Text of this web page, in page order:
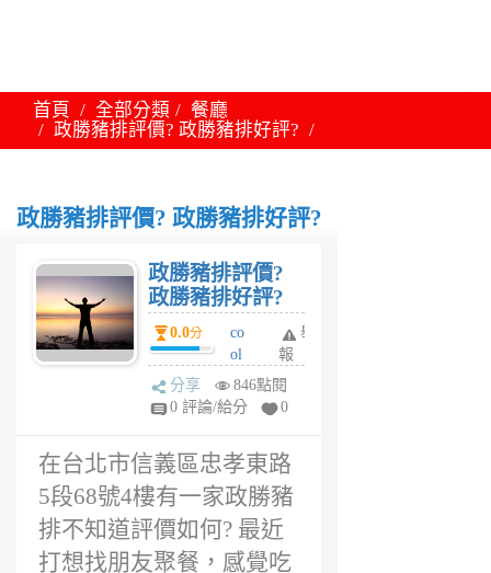
首頁 全部分類
餐廳
政勝豬排評價? 政勝豬排好評?
政勝豬排評價? 政勝豬排好評?
政勝豬排評價?
政勝豬排好評?
0.0分
co
ol
6
年
舉
報
分享
846點閱
0 評論/給分
0
在台北市信義區忠孝東路
5段68號4樓有一家政勝豬
排不知道評價如何? 最近
打想找朋友聚餐，感覺吃